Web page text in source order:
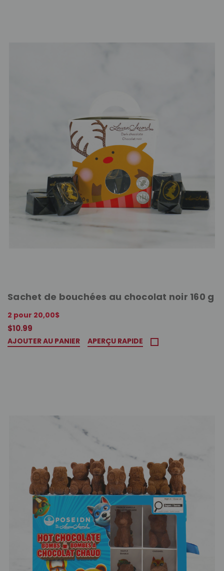
Sachet de bouchées au chocolat noir 160 g
2 pour 20,00$
$10.99
AJOUTER AU PANIER APERÇU RAPIDE